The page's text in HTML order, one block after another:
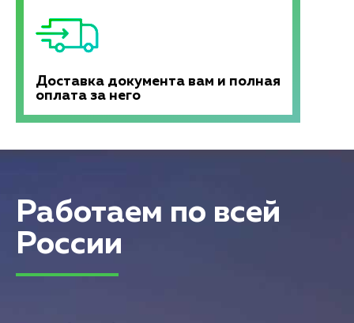
Доставка документа вам и полная
оплата за него
Работаем по всей
России